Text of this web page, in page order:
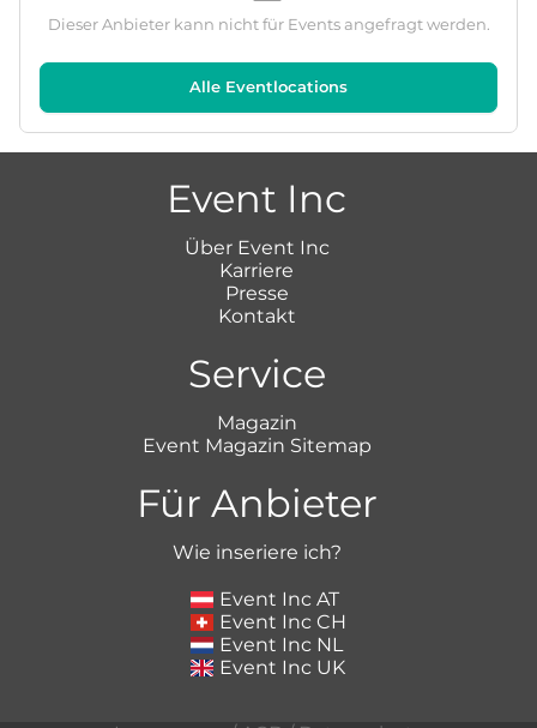
Dieser Anbieter kann nicht für Events angefragt werden.
Alle Eventlocations
Event Inc
Über Event Inc
Karriere
Presse
Kontakt
Service
Magazin
Event Magazin Sitemap
Für Anbieter
Wie inseriere ich?
Event Inc AT
Event Inc CH
Event Inc NL
Event Inc UK